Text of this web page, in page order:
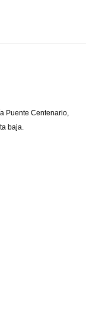
Puente Centenario,
baja.